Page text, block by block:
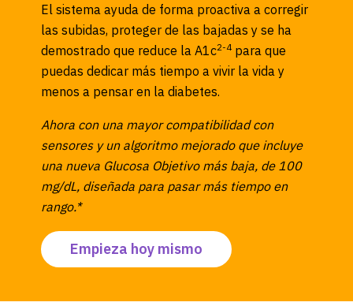
El sistema ayuda de forma proactiva a corregir
las subidas, proteger de las bajadas y se ha
demostrado que reduce la A1c2-4para que
puedas dedicar más tiempo a vivir la vida y
menos a pensar en la diabetes.
Ahora con una mayor compatibilidad con
sensores y un algoritmo mejorado que incluye
una nueva Glucosa Objetivo más baja, de 100
mg/dL, diseñada para pasar más tiempo en
rango.*
Empieza hoy mismo